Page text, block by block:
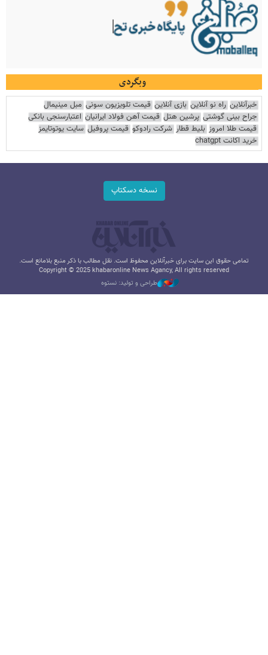
وبگردی
خبرآنلاین راه نو آنلاین بازی آنلاین قیمت تلویزیون سونی مبل مینیمال
جراح بینی گوشتی پرشین هتل قیمت آهن فولاد ایرانیان اعتبارسنجی بانکی
قیمت طلا امروز بلیط قطار شرکت رادوکو قیمت پروفیل سایت یوتوتایمز
خرید اکانت chatgpt
نسخه دسکتاپ
تمامی حقوق این سایت برای خبرآنلاین محفوظ است. نقل مطالب با ذکر منبع بلامانع است.
Copyright © 2025 khabaronline News Agancy, All rights reserved
طراحی و تولید: نستوه